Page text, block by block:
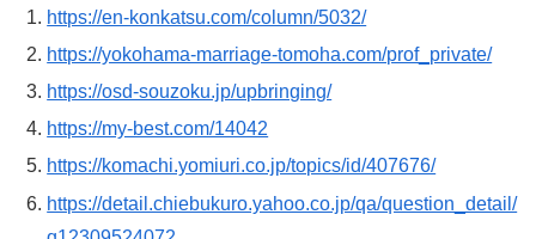
https://en-konkatsu.com/column/5032/
https://yokohama-marriage-tomoha.com/prof_private/
https://osd-souzoku.jp/upbringing/
https://my-best.com/14042
https://komachi.yomiuri.co.jp/topics/id/407676/
https://detail.chiebukuro.yahoo.co.jp/qa/question_detail/